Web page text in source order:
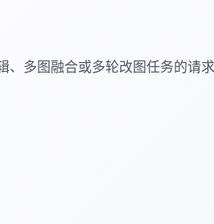
多图融合或多轮改图任务的请求